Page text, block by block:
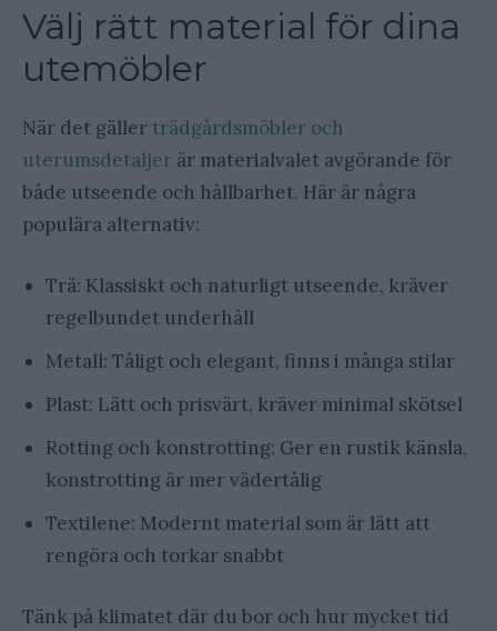
Välj rätt material för dina
utemöbler
När det gäller trädgårdsmöbler och
uterumsdetaljer är materialvalet avgörande för
både utseende och hållbarhet. Här är några
populära alternativ:
Trä: Klassiskt och naturligt utseende, kräver
regelbundet underhåll
Metall: Tåligt och elegant, finns i många stilar
Plast: Lätt och prisvärt, kräver minimal skötsel
Rotting och konstrotting: Ger en rustik känsla,
konstrotting är mer vädertålig
Textilene: Modernt material som är lätt att
rengöra och torkar snabbt
Tänk på klimatet där du bor och hur mycket tid